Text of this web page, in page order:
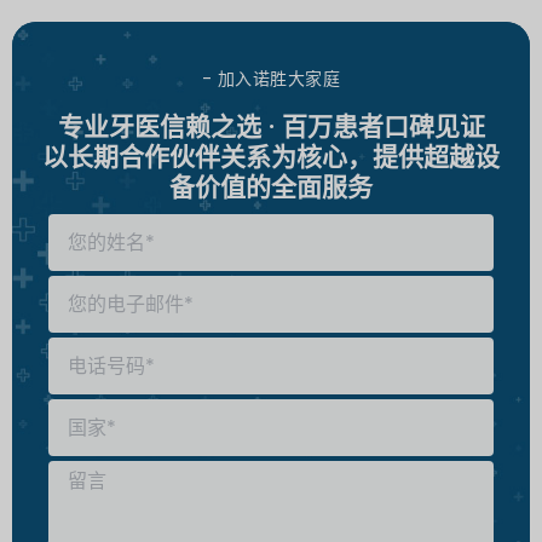
- 加入诺胜大家庭
专业牙医信赖之选 · 百万患者口碑见证
以长期合作伙伴关系为核心，提供超越设
备价值的全面服务